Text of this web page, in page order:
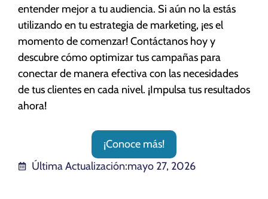
entender mejor a tu audiencia. Si aún no la estás
utilizando en tu estrategia de marketing, ¡es el
momento de comenzar! Contáctanos hoy y
descubre cómo optimizar tus campañas para
conectar de manera efectiva con las necesidades
de tus clientes en cada nivel. ¡Impulsa tus resultados
ahora!
¡Conoce más!
Última Actualización:mayo 27, 2026